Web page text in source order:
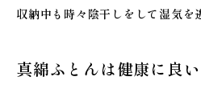
収納中も時々陰干しをして湿気を
真綿ふとんは健康に良い